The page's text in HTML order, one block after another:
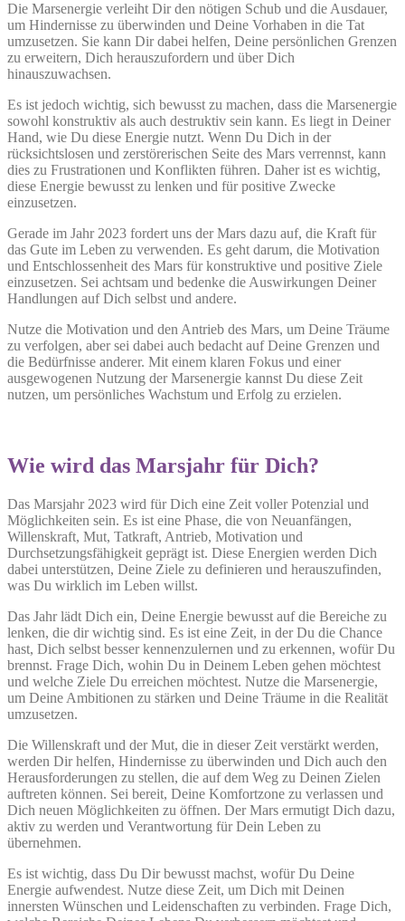
Die Marsenergie verleiht Dir den nötigen Schub und die Ausdauer,
um Hindernisse zu überwinden und Deine Vorhaben in die Tat
umzusetzen. Sie kann Dir dabei helfen, Deine persönlichen Grenzen
zu erweitern, Dich herauszufordern und über Dich
hinauszuwachsen.
Es ist jedoch wichtig, sich bewusst zu machen, dass die Marsenergie
sowohl konstruktiv als auch destruktiv sein kann. Es liegt in Deiner
Hand, wie Du diese Energie nutzt. Wenn Du Dich in der
rücksichtslosen und zerstörerischen Seite des Mars verrennst, kann
dies zu Frustrationen und Konflikten führen. Daher ist es wichtig,
diese Energie bewusst zu lenken und für positive Zwecke
einzusetzen.
Gerade im Jahr 2023 fordert uns der Mars dazu auf, die Kraft für
das Gute im Leben zu verwenden. Es geht darum, die Motivation
und Entschlossenheit des Mars für konstruktive und positive Ziele
einzusetzen. Sei achtsam und bedenke die Auswirkungen Deiner
Handlungen auf Dich selbst und andere.
Nutze die Motivation und den Antrieb des Mars, um Deine Träume
zu verfolgen, aber sei dabei auch bedacht auf Deine Grenzen und
die Bedürfnisse anderer. Mit einem klaren Fokus und einer
ausgewogenen Nutzung der Marsenergie kannst Du diese Zeit
nutzen, um persönliches Wachstum und Erfolg zu erzielen.
Wie wird das Marsjahr für Dich?
Das Marsjahr 2023 wird für Dich eine Zeit voller Potenzial und
Möglichkeiten sein. Es ist eine Phase, die von Neuanfängen,
Willenskraft, Mut, Tatkraft, Antrieb, Motivation und
Durchsetzungsfähigkeit geprägt ist. Diese Energien werden Dich
dabei unterstützen, Deine Ziele zu definieren und herauszufinden,
was Du wirklich im Leben willst.
Das Jahr lädt Dich ein, Deine Energie bewusst auf die Bereiche zu
lenken, die dir wichtig sind. Es ist eine Zeit, in der Du die Chance
hast, Dich selbst besser kennenzulernen und zu erkennen, wofür Du
brennst. Frage Dich, wohin Du in Deinem Leben gehen möchtest
und welche Ziele Du erreichen möchtest. Nutze die Marsenergie,
um Deine Ambitionen zu stärken und Deine Träume in die Realität
umzusetzen.
Die Willenskraft und der Mut, die in dieser Zeit verstärkt werden,
werden Dir helfen, Hindernisse zu überwinden und Dich auch den
Herausforderungen zu stellen, die auf dem Weg zu Deinen Zielen
auftreten können. Sei bereit, Deine Komfortzone zu verlassen und
Dich neuen Möglichkeiten zu öffnen. Der Mars ermutigt Dich dazu,
aktiv zu werden und Verantwortung für Dein Leben zu
übernehmen.
Es ist wichtig, dass Du Dir bewusst machst, wofür Du Deine
Energie aufwendest. Nutze diese Zeit, um Dich mit Deinen
innersten Wünschen und Leidenschaften zu verbinden. Frage Dich,